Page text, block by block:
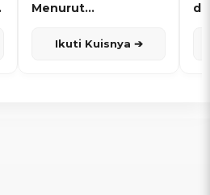
Menurut
Ikuti Kuisnya ➔